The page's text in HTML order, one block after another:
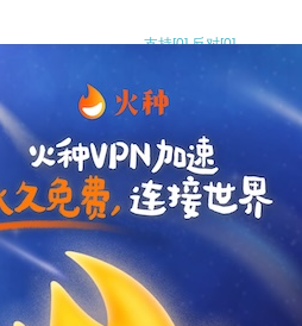
支持[0] 反对[0]
支持[0] 反对
支持